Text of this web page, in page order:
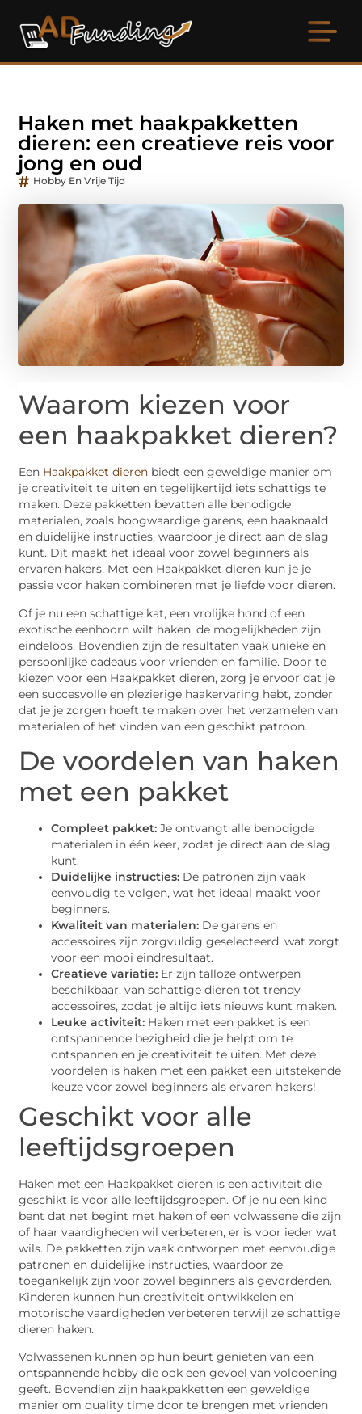
Haken met haakpakketten
dieren: een creatieve reis voor
jong en oud
Hobby En Vrije Tijd
Waarom kiezen voor
een haakpakket dieren?
Een Haakpakket dieren biedt een geweldige manier om
je creativiteit te uiten en tegelijkertijd iets schattigs te
maken. Deze pakketten bevatten alle benodigde
materialen, zoals hoogwaardige garens, een haaknaald
en duidelijke instructies, waardoor je direct aan de slag
kunt. Dit maakt het ideaal voor zowel beginners als
ervaren hakers. Met een Haakpakket dieren kun je je
passie voor haken combineren met je liefde voor dieren.
Of je nu een schattige kat, een vrolijke hond of een
exotische eenhoorn wilt haken, de mogelijkheden zijn
eindeloos. Bovendien zijn de resultaten vaak unieke en
persoonlijke cadeaus voor vrienden en familie. Door te
kiezen voor een Haakpakket dieren, zorg je ervoor dat je
een succesvolle en plezierige haakervaring hebt, zonder
dat je je zorgen hoeft te maken over het verzamelen van
materialen of het vinden van een geschikt patroon.
De voordelen van haken
met een pakket
Compleet pakket: Je ontvangt alle benodigde
materialen in één keer, zodat je direct aan de slag
kunt.
Duidelijke instructies: De patronen zijn vaak
eenvoudig te volgen, wat het ideaal maakt voor
beginners.
Kwaliteit van materialen: De garens en
accessoires zijn zorgvuldig geselecteerd, wat zorgt
voor een mooi eindresultaat.
Creatieve variatie: Er zijn talloze ontwerpen
beschikbaar, van schattige dieren tot trendy
accessoires, zodat je altijd iets nieuws kunt maken.
Leuke activiteit: Haken met een pakket is een
ontspannende bezigheid die je helpt om te
ontspannen en je creativiteit te uiten. Met deze
voordelen is haken met een pakket een uitstekende
keuze voor zowel beginners als ervaren hakers!
Geschikt voor alle
leeftijdsgroepen
Haken met een Haakpakket dieren is een activiteit die
geschikt is voor alle leeftijdsgroepen. Of je nu een kind
bent dat net begint met haken of een volwassene die zijn
of haar vaardigheden wil verbeteren, er is voor ieder wat
wils. De pakketten zijn vaak ontworpen met eenvoudige
patronen en duidelijke instructies, waardoor ze
toegankelijk zijn voor zowel beginners als gevorderden.
Kinderen kunnen hun creativiteit ontwikkelen en
motorische vaardigheden verbeteren terwijl ze schattige
dieren haken.
Volwassenen kunnen op hun beurt genieten van een
ontspannende hobby die ook een gevoel van voldoening
geeft. Bovendien zijn haakpakketten een geweldige
manier om quality time door te brengen met vrienden